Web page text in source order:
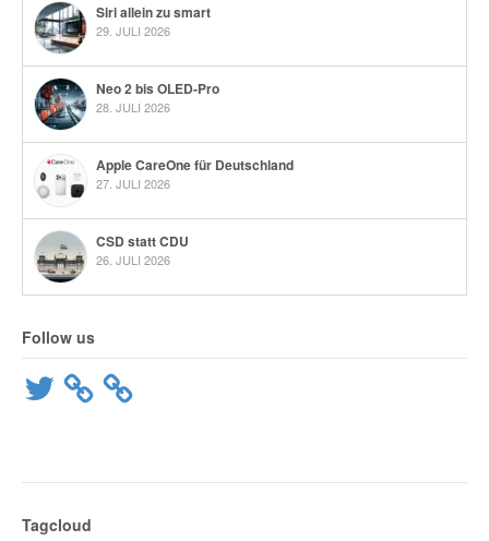
Siri allein zu smart
29. JULI 2026
Neo 2 bis OLED-Pro
28. JULI 2026
Apple CareOne für Deutschland
27. JULI 2026
CSD statt CDU
26. JULI 2026
Follow us
Twitter
Tagcloud